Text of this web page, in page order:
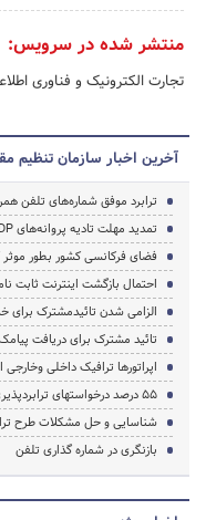
منتشر شده در سرویس:
تجارت الکترونیک و فناوری
آخرین اخبار سازمان تنظیم
ترابرد موفق شماره‌های تلفن
تمدید مهلت تادیه پروانه‌های ISDP و ISP
فضای فرکانسی کشور بطور
احتمال بازگشت اینترنت ثابت
الزامی شدن تائیدمشترک برای
تائید مشترک برای دریافت
اپراتورها ترافیک داخلی
۵۵ درصد درخواستهای ترابردپذیری تکمیل شد
شناسایی و حل مشکلات طرح
بازنگری در شماره گذاری تلفن